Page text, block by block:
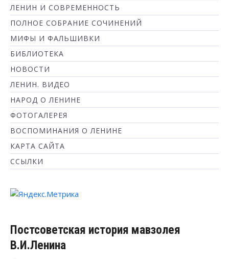
ЛЕНИН И СОВРЕМЕННОСТЬ
ПОЛНОЕ СОБРАНИЕ СОЧИНЕНИЙ
МИФЫ И ФАЛЬШИВКИ
БИБЛИОТЕКА
НОВОСТИ
ЛЕНИН. ВИДЕО
НАРОД О ЛЕНИНЕ
ФОТОГАЛЕРЕЯ
ВОСПОМИНАНИЯ О ЛЕНИНЕ
КАРТА САЙТА
ССЫЛКИ
Постсоветская история мавзолея
В.И.Ленина